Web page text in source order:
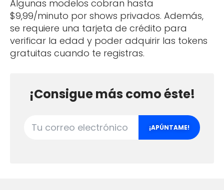
Algunas modelos cobran hasta
$9,99/minuto por shows privados. Además,
se requiere una tarjeta de crédito para
verificar la edad y poder adquirir las tokens
gratuitas cuando te registras.
¡Consigue más como éste!
¡APÚNTAME!